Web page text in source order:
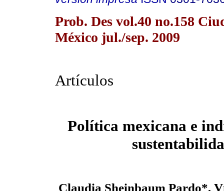
Prob. Des vol.40 no.158
México jul./sep. 2009
Artículos
Política mexicana e
Claudia Sheinbaum Pardo*,